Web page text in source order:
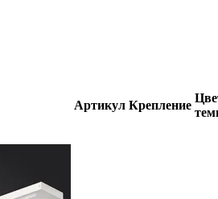
Артикул Крепление